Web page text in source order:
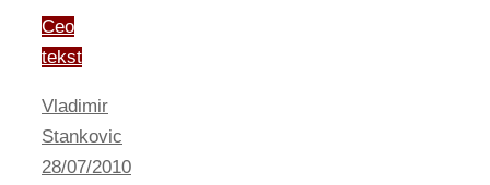
Ceo
tekst
Vladimir
Stankovic
28/07/2010